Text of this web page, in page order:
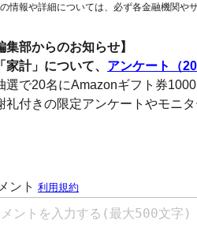
情報や詳細については、必ず各金融機関や
集部からのお知らせ】
家計」について、 アンケート（
選で20名にAmazonギフト券1000
礼付きの限定アンケートやモニ